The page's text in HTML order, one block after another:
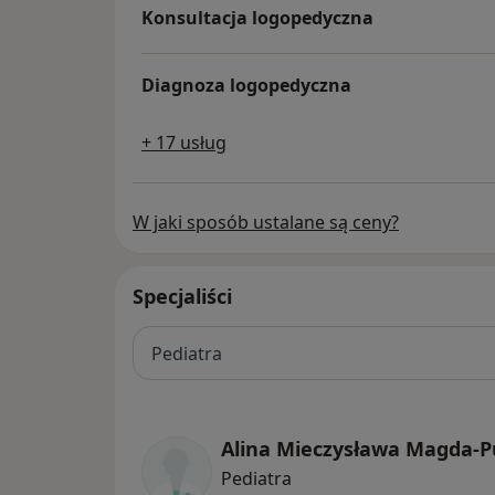
Konsultacja logopedyczna
Diagnoza logopedyczna
+ 17 usług
W jaki sposób ustalane są ceny?
Specjaliści
Pediatra
Alina Mieczysława Magda-
Pediatra